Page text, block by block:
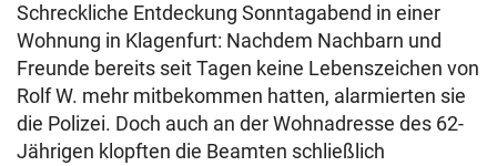
Schreckliche Entdeckung Sonntagabend in einer
Wohnung in Klagenfurt: Nachdem Nachbarn und
Freunde bereits seit Tagen keine Lebenszeichen von
Rolf W. mehr mitbekommen hatten, alarmierten sie
die Polizei. Doch auch an der Wohnadresse des 62-
Jährigen klopften die Beamten schließlich